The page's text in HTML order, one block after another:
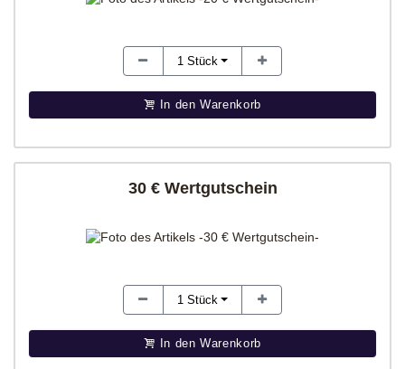
1 Stück
In den Warenkorb
30 € Wertgutschein
1 Stück
In den Warenkorb